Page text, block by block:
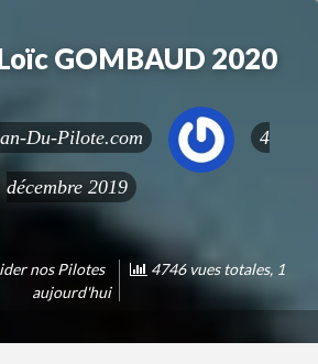
GOMBAUD 2020
Du-Pilote.com 4
décembre 2019
nos Pilotes
4746 vues totales, 1
aujourd'hui